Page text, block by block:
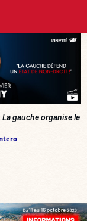
La gauche organise le